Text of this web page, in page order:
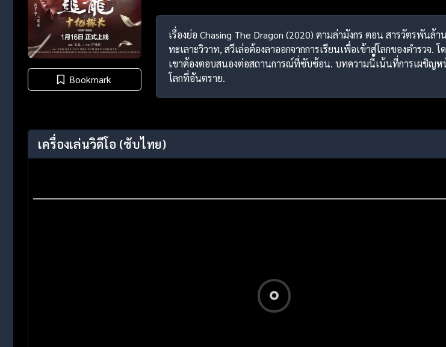
Bookmark
เรื่องย่อ Chasing The Dragon (2020) ตามล่ามังกร ตอน สารวัตรพัน
ทะเลาะวิวาท, สวีเล่อต้องลาออกจากการเรียนเพื่อเข้าสู่โลกของตำรว
เขาต้องตอบสนองต่อสถานการณ์ที่ซับซ้อน. บทความนี้เน้นที่การเผชิญห
โลกที่อันตราย.
เครื่องเล่นวิดีโอ (ซับไทย)